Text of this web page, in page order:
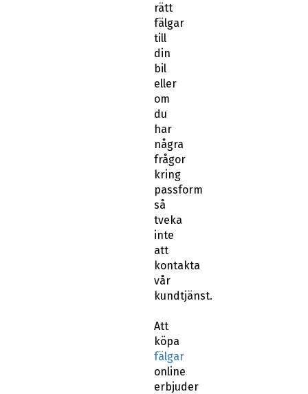
rätt
fälgar
till
din
bil
eller
om
du
har
några
frågor
kring
passform
så
tveka
inte
att
kontakta
vår
kundtjänst.
Att
köpa
fälgar
online
erbjuder